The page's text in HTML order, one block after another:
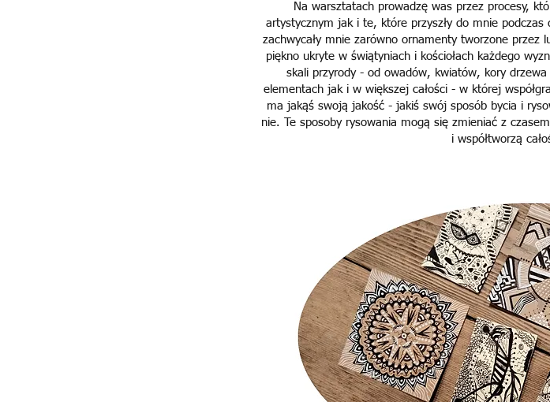
Na warsztatach prowadzę was przez procesy,
artystycznym jak i te, które przyszły do mnie podczas
zachwycały mnie zarówno ornamenty tworzone przez
piękno ukryte w świątyniach i kościołach każdego
skali przyrody - od owadów, kwiatów, kory
elementach jak i w większej całości - w której
ma jakąś swoją jakość - jakiś swój sposób bycia i
nie. Te sposoby rysowania mogą się zmieniać z
i współtworzą